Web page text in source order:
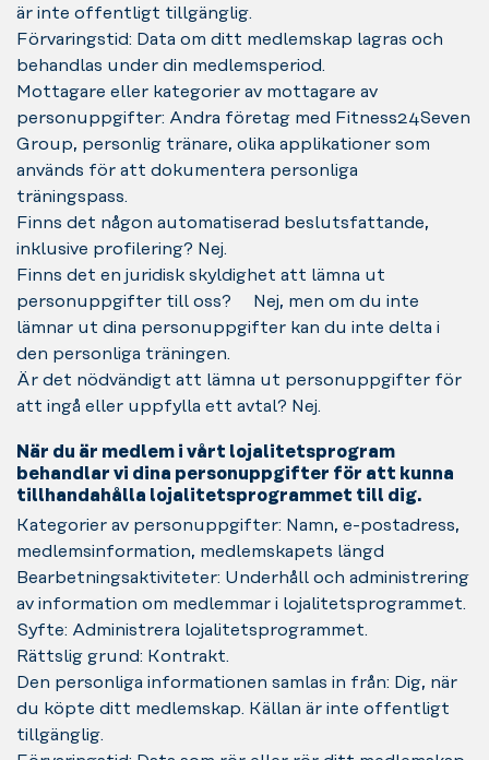
är inte offentligt tillgänglig.
Förvaringstid: Data om ditt medlemskap lagras och
behandlas under din medlemsperiod.
Mottagare eller kategorier av mottagare av
personuppgifter: Andra företag med Fitness24Seven
Group, personlig tränare, olika applikationer som
används för att dokumentera personliga
träningspass.
Finns det någon automatiserad beslutsfattande,
inklusive profilering? Nej.
Finns det en juridisk skyldighet att lämna ut
personuppgifter till oss? Nej, men om du inte
lämnar ut dina personuppgifter kan du inte delta i
den personliga träningen.
Är det nödvändigt att lämna ut personuppgifter för
att ingå eller uppfylla ett avtal? Nej.
När du är medlem i vårt lojalitetsprogram
behandlar vi dina personuppgifter för att kunna
tillhandahålla lojalitetsprogrammet till dig.
Kategorier av personuppgifter: Namn, e-postadress,
medlemsinformation, medlemskapets längd
Bearbetningsaktiviteter: Underhåll och administrering
av information om medlemmar i lojalitetsprogrammet.
Syfte: Administrera lojalitetsprogrammet.
Rättslig grund: Kontrakt.
Den personliga informationen samlas in från: Dig, när
du köpte ditt medlemskap. Källan är inte offentligt
tillgänglig.